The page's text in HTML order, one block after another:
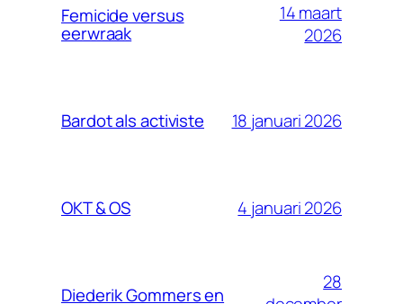
Femicide versus
eerwraak
14 maart
2026
Bardot als activiste 18 januari 2026
OKT & OS 4 januari 2026
Diederik Gommers en
28